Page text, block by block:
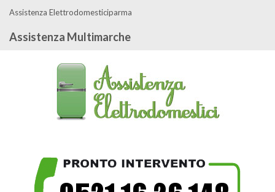
Assistenza Elettrodomesticiparma
Assistenza Multimarche